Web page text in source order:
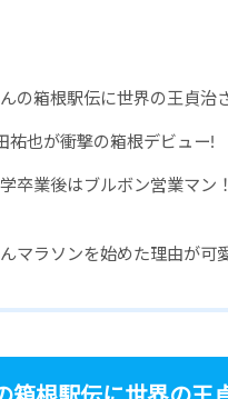
の箱根駅伝に世界の王貞治
祐也が衝撃の箱根デビュー!
卒業後はブルボン営業マン
マラソンを始めた理由が可